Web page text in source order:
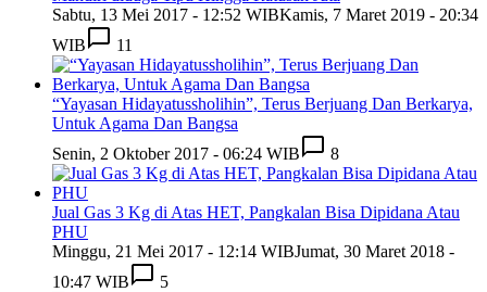
Sabtu, 13 Mei 2017 - 12:52 WIBKamis, 7 Maret 2019 - 20:34
WIB
11
“Yayasan Hidayatussholihin”, Terus Berjuang Dan Berkarya,
Untuk Agama Dan Bangsa
Senin, 2 Oktober 2017 - 06:24 WIB
8
Jual Gas 3 Kg di Atas HET, Pangkalan Bisa Dipidana Atau
PHU
Minggu, 21 Mei 2017 - 12:14 WIBJumat, 30 Maret 2018 -
10:47 WIB
5